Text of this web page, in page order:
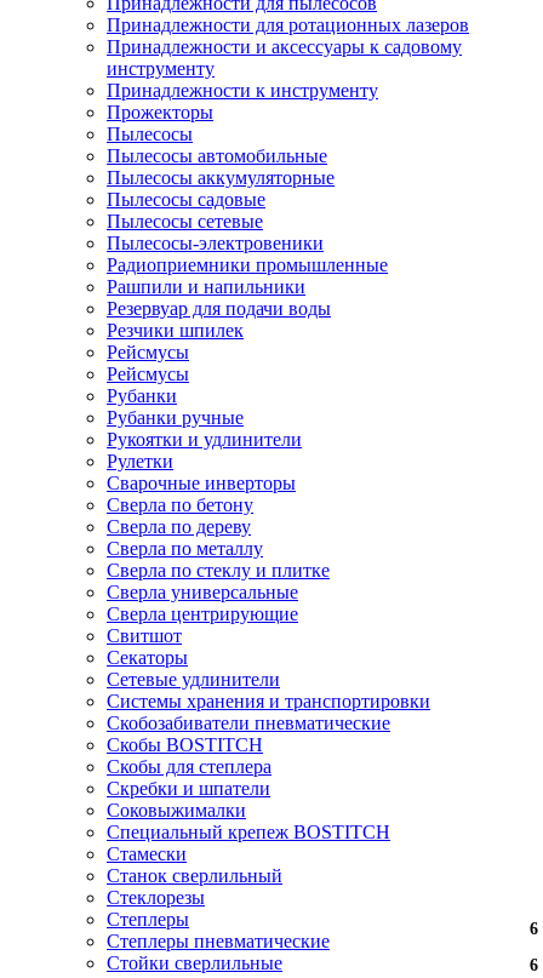
Принадлежности для ротационных лазеров
Принадлежности и аксессуары к садовому
инструменту
Принадлежности к инструменту
Прожекторы
Пылесосы
Пылесосы автомобильные
Пылесосы аккумуляторные
Пылесосы садовые
Пылесосы сетевые
Пылесосы-электровеники
Радиоприемники промышленные
Рашпили и напильники
Резервуар для подачи воды
Резчики шпилек
Рейсмусы
Рейсмусы
Рубанки
Рубанки ручные
Рукоятки и удлинители
Рулетки
Сварочные инверторы
Сверла по бетону
Сверла по дереву
Сверла по металлу
Сверла по стеклу и плитке
Сверла универсальные
Сверла центрирующие
Свитшот
Секаторы
Сетевые удлинители
Системы хранения и транспортировки
Скобозабиватели пневматические
Скобы BOSTITCH
Скобы для степлера
Скребки и шпатели
Соковыжималки
Специальный крепеж BOSTITCH
Стамески
Станок сверлильный
Стеклорезы
Степлеры
Степлеры пневматические
Стойки сверлильные
6
6
6
6